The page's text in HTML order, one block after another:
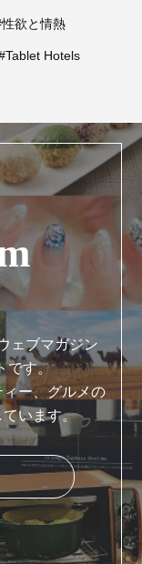
欲と情熱
Hotels
ェブマガジン
です。
ー、グルメの
います。